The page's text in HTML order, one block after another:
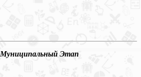
Муниципальный Этап